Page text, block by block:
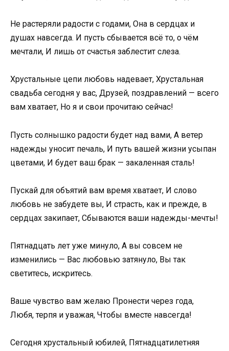
Не растеряли радости с годами, Она в сердцах и
душах навсегда. И пусть сбывается всё то, о чём
мечтали, И лишь от счастья заблестит слеза.
Хрустальные цепи любовь надевает, Хрустальная
свадьба сегодня у вас, Друзей, поздравлений — всего
вам хватает, Но я и свои прочитаю сейчас!
Пусть солнышко радости будет над вами, А ветер
надежды уносит печаль, И путь вашей жизни усыпан
цветами, И будет ваш брак — закаленная сталь!
Пускай для объятий вам время хватает, И слово
любовь не забудете вы, И страсть, как и прежде, в
сердцах закипает, Сбываются ваши надежды-мечты!
Пятнадцать лет уже минуло, А вы совсем не
изменились — Вас любовью затянуло, Вы так
светитесь, искритесь.
Ваше чувство вам желаю Пронести через года,
Любя, терпя и уважая, Чтобы вместе навсегда!
Сегодня хрустальный юбилей, Пятнадцатилетняя